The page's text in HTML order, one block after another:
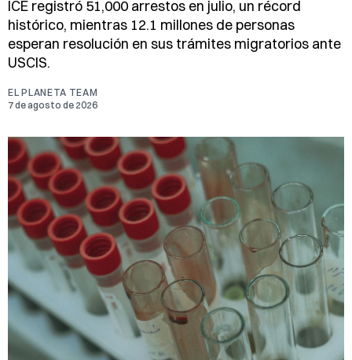
ICE registró 51,000 arrestos en julio, un récord
histórico, mientras 12.1 millones de personas
esperan resolución en sus trámites migratorios ante
USCIS.
EL PLANETA TEAM
7 de agosto de 2026